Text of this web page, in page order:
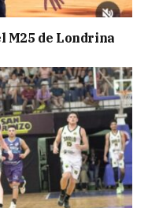
M25 de Londrina